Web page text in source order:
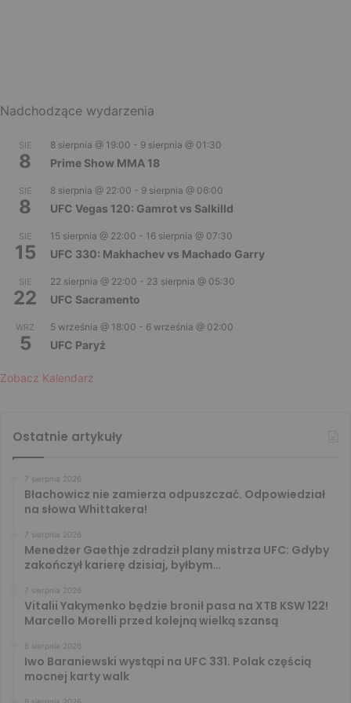
Nadchodzące wydarzenia
SIE
8
8 sierpnia @ 19:00 - 9 sierpnia @ 01:30
Prime Show MMA 18
SIE
8
8 sierpnia @ 22:00 - 9 sierpnia @ 06:00
UFC Vegas 120: Gamrot vs Salkilld
SIE
15
15 sierpnia @ 22:00 - 16 sierpnia @ 07:30
UFC 330: Makhachev vs Machado Garry
SIE
22
22 sierpnia @ 22:00 - 23 sierpnia @ 05:30
UFC Sacramento
WRZ
5
5 września @ 18:00 - 6 września @ 02:00
UFC Paryż
Zobacz Kalendarz
Ostatnie artykuły
7 sierpnia 2026
Błachowicz nie zamierza odpuszczać. Odpowiedział
na słowa Whittakera!
7 sierpnia 2026
Menedżer Gaethje zdradził plany mistrza UFC: Gdyby
zakończył karierę dzisiaj, byłbym…
7 sierpnia 2026
Vitalii Yakymenko będzie bronił pasa na XTB KSW 122!
Marcello Morelli przed kolejną wielką szansą
6 sierpnia 2026
Iwo Baraniewski wystąpi na UFC 331. Polak częścią
mocnej karty walk